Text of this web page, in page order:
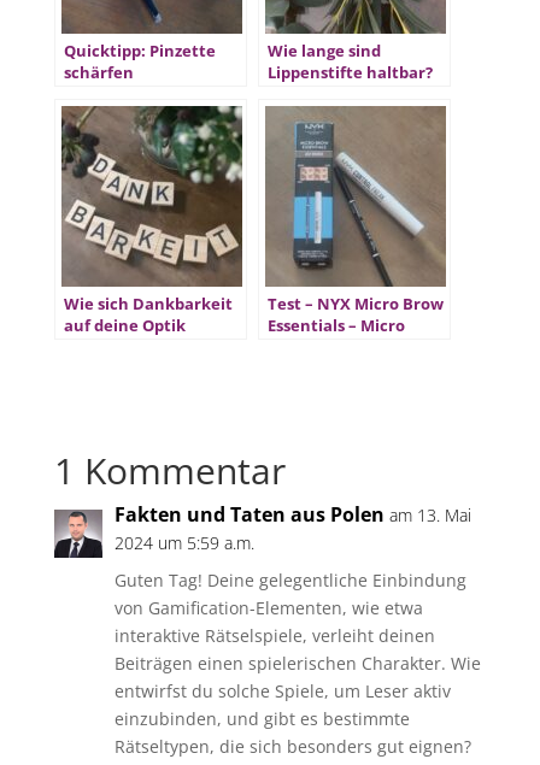
Quicktipp: Pinzette
schärfen
Wie lange sind
Lippenstifte haltbar?
Wie sich Dankbarkeit
auf deine Optik
Test – NYX Micro Brow
Essentials – Micro
1 Kommentar
Fakten und Taten aus Polen am 13. Mai
2024 um 5:59 a.m.
Guten Tag! Deine gelegentliche Einbindung
von Gamification-Elementen, wie etwa
interaktive Rätselspiele, verleiht deinen
Beiträgen einen spielerischen Charakter. Wie
entwirfst du solche Spiele, um Leser aktiv
einzubinden, und gibt es bestimmte
Rätseltypen, die sich besonders gut eignen?